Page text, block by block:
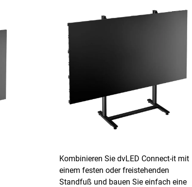
Kombinieren Sie dvLED Connect-it mit
einem festen oder freistehenden
Standfuß und bauen Sie einfach eine